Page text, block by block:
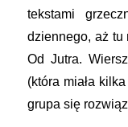
tekstami
dziennego, aż tu
Od Jutra.
(która miała
grupa się